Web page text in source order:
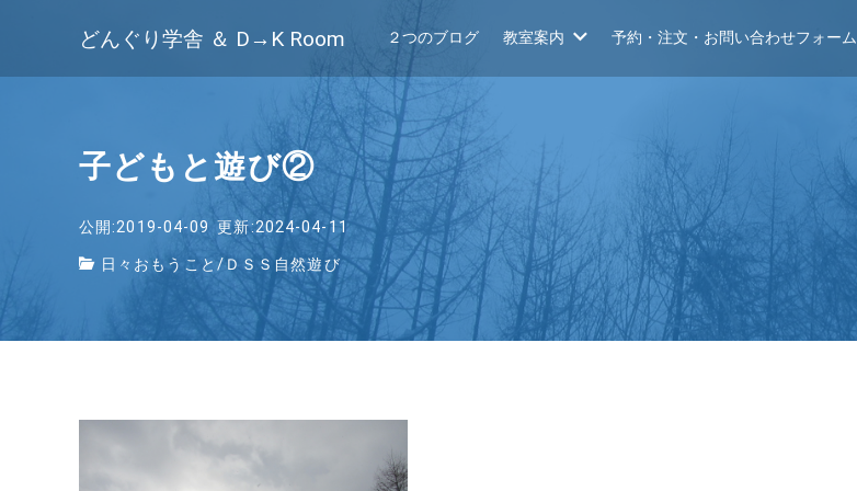
どんぐり学舎 ＆ D→K Room ２つのブログ 教室案内 予約・注文・お問い合わせフォーム
子どもと遊び②
公開:2019-04-09 更新:2024-04-11
日々おもうこと /ＤＳＳ自然遊び